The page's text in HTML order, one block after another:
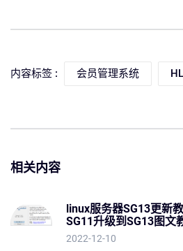
内容标签 : 会员管理系统
相关内容
linux服务器SG13更新
SG11升级到SG13图文
2022-12-10